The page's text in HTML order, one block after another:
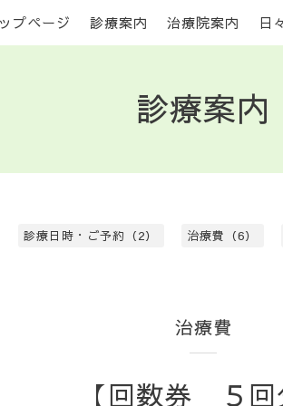
プページ 診療案内 治療院案内 日
診療案内
診療日時・ご予約（2） 治療費（6）
治療費
【回数券 ５回